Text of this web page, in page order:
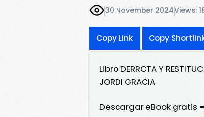
30 November 2024Views:
Copy Link Copy
Libro DERROTA Y
JORDI GRACIA
Descargar eBook gratis